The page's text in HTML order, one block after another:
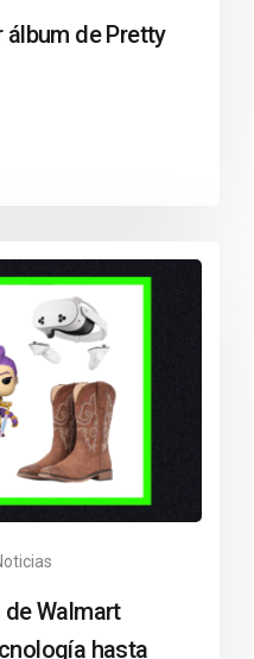
álbum de Pretty
Walmart
hasta